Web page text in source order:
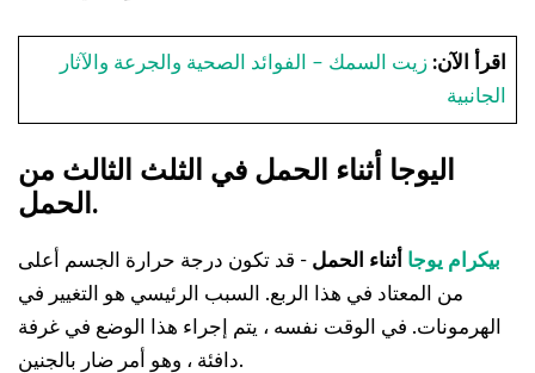
اقرأ الآن: زيت السمك – الفوائد الصحية والجرعة والآثار
الجانبية
اليوجا أثناء الحمل في الثلث الثالث من
الحمل.
بيكرام يوجا أثناء الحمل - قد تكون درجة حرارة الجسم أعلى
من المعتاد في هذا الربع. السبب الرئيسي هو التغيير في
الهرمونات. في الوقت نفسه ، يتم إجراء هذا الوضع في غرفة
دافئة ، وهو أمر ضار بالجنين.